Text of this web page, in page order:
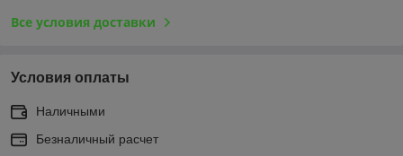
Все условия доставки
Условия оплаты
Наличными
Безналичный расчет